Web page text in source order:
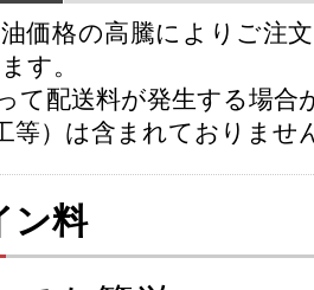
価格の高騰によりご注
す。
て配送料が発生する場合
等）は含まれておりませ
ン料